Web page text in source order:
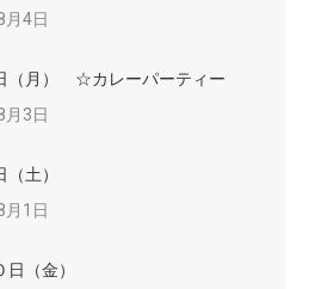
月4日
（月） ☆カレーパーティー
月3日
（土）
月1日
日（金）